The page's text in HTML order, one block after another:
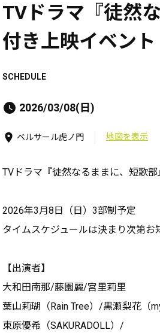
TVドラマ『徒然
付き上映イベント
SCHEDULE
2026/03/08(日)
ベルサール虎ノ門 地図を表示
TVドラマ『徒然なるままに、短歌
2026年3月8日（日）3部制予定
タイムスケジュールは決まり次第お
【出演者】
大和田南那/藤園麗/宮里莉里
葉山莉瑚（Rain Tree）/黒瀬梨花（
東原優希（SAKURADOLL）/